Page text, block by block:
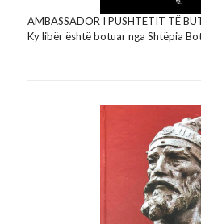
AMBASSADOR I PUSHTETIT TË
Ky libër është botuar nga Shtëpia